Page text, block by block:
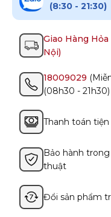
(8:30 - 21:30)
Giao Hàng
Nội)
18009029
(08h30 - 21h30)
Thanh toán
Bảo hành
thuật
Đổi sản phẩm